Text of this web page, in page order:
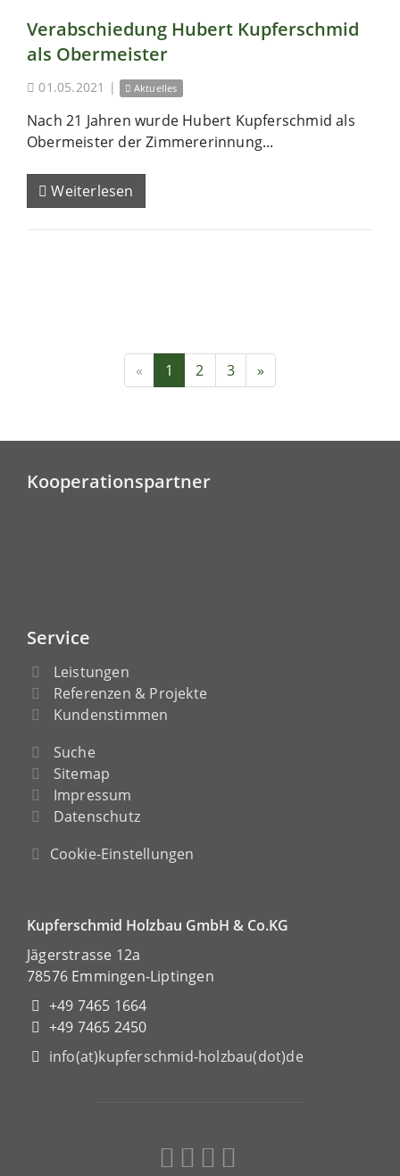
Verabschiedung Hubert Kupferschmid
als Obermeister
01.05.2021 | Aktuelles
Nach 21 Jahren wurde Hubert Kupferschmid als
Obermeister der Zimmererinnung...
Weiterlesen
« 1 2 3 »
Kooperationspartner
Service
Leistungen
Referenzen & Projekte
Kundenstimmen
Suche
Sitemap
Impressum
Datenschutz
Cookie-Einstellungen
Kupferschmid Holzbau GmbH & Co.KG
Jägerstrasse 12a
78576 Emmingen-Liptingen
+49 7465 1664
+49 7465 2450
info(at)kupferschmid-holzbau(dot)de